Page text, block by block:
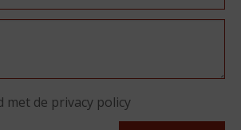
met de privacy policy